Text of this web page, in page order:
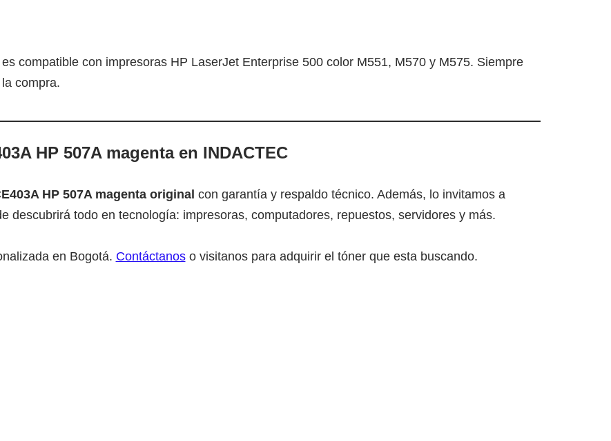
es compatible con impresoras HP LaserJet Enterprise 500 color M551, M570 y M575. Siempre
compra.
HP 507A magenta en INDACTEC
HP 507A magenta original con garantía y respaldo técnico. Además, lo invitamos a
descubrirá todo en tecnología: impresoras, computadores, repuestos, servidores y más.
en Bogotá. Contáctanoso visitanos para adquirir el tóner que esta buscando.